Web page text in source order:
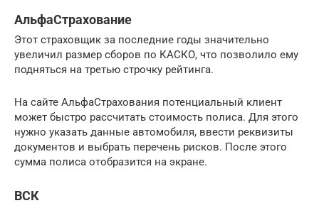
АльфаСтрахование
Этот страховщик за последние годы значительно
увеличил размер сборов по КАСКО, что позволило ему
подняться на третью строчку рейтинга.
На сайте АльфаСтрахования потенциальный клиент
может быстро рассчитать стоимость полиса. Для этого
нужно указать данные автомобиля, ввести реквизиты
документов и выбрать перечень рисков. После этого
сумма полиса отобразится на экране.
ВСК